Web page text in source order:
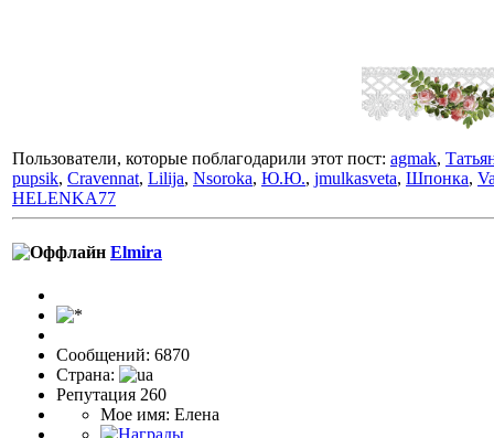
Пользователи, которые поблагодарили этот пост: agmak,
pupsik, Cravennat, Lilija, Nsoroka, Ю.Ю., jmulkasveta, Шпонка,
HELENKA77
Elmira
Сообщений: 6870
Страна:
Репутация 260
Мое имя: Елена